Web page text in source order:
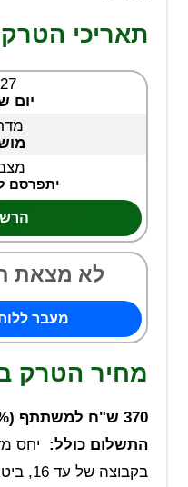
תאריכי
יום
יתפרסם
לא מצאת
מעבר
מחיר הטרק
370 ש"ח למשתתף (5% הנחה ללקוחות חוזרים)
התשלום כולל: